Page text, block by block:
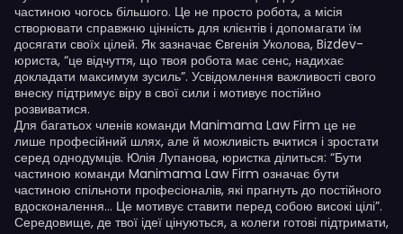
частиною чогось більшого. Це не просто робота, а місія
створювати справжню цінність для клієнтів і допомагати їм
досягати своїх цілей. Як зазначає Євгенія Уколова, Bizdev-
юриста, “це відчуття, що твоя робота має сенс, надихає
докладати максимум зусиль”. Усвідомлення важливості свого
внеску підтримує віру в свої сили і мотивує постійно
розвиватися.
Для багатьох членів команди Manimama Law Firm це не
лише професійний шлях, але й можливість вчитися і зростати
серед однодумців. Юлія Лупанова, юристка ділиться: “Бути
частиною команди Manimama Law Firm означає бути
частиною спільноти професіоналів, які прагнуть до постійного
вдосконалення… Це мотивує ставити перед собою високі цілі”.
Середовище, де твої ідеї цінуються, а колеги готові підтримати,